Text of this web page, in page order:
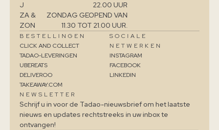
J
22.00 UUR
ZA &
ZON
ZONDAG GEOPEND VAN
11.30 TOT 21.00 UUR.
BESTELLINGEN
CLICK AND COLLECT
TADAO-LEVERINGEN
UBEREATS
DELIVEROO
TAKEAWAY.COM
SOCIALE
NETWERKEN
INSTAGRAM
FACEBOOK
LINKEDIN
NEWSLETTER
Schrijf u in voor de Tadao-nieuwsbrief om het laatste
nieuws en updates rechtstreeks in uw inbox te
ontvangen!